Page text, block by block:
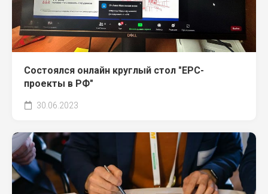
Состоялся онлайн круглый стол "EPC-
проекты в РФ"
30.06.2023